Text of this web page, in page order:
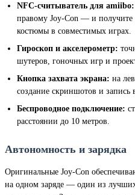
NFC-считыватель для amiibo:
правому Joy-Con — и получите
костюмы в совместимых играх.
Гироскоп и акселерометр:
шутеров, гоночных игр и
Кнопка захвата экрана: на
создание скриншотов и запись
Беспроводное подключение:
расстоянии до 10 метров.
Автономность и зарядка
Оригинальные Joy-Con
на одном заряде — один из